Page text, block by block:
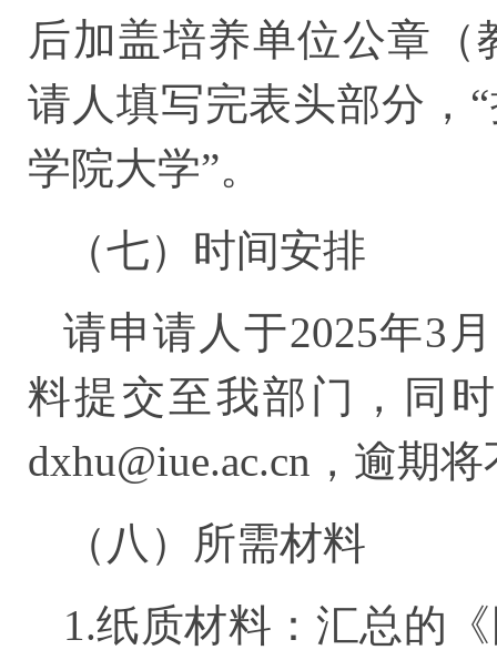
后加盖培养单位公章
请人填写完表头部分，
学院大学”。
（七）时间安排
请申请人于2025年3
料提交至我部门，同
dxhu@iue.ac.cn，逾期
（八）所需材料
1.纸质材料：汇总的